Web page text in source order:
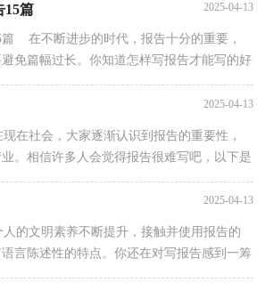
15篇 2025-04-13
篇 在不断进步的时代，报告十分的重要，
免篇幅过长。你知道怎样写报告才能写的好
的大学生暑假实践报告，希望...
2025-04-13
在社会，大家逐渐认识到报告的重要性，
。相信许多人会觉得报告很难写吧，以下是
2025-04-13
的文明素养不断提升，接触并使用报告的
言陈述性的特点。你还在对写报告感到一筹
整理的社区实践报告，希望能...